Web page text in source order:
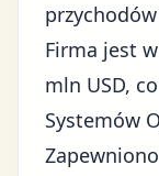
Firma jest
mln USD,
Systemów